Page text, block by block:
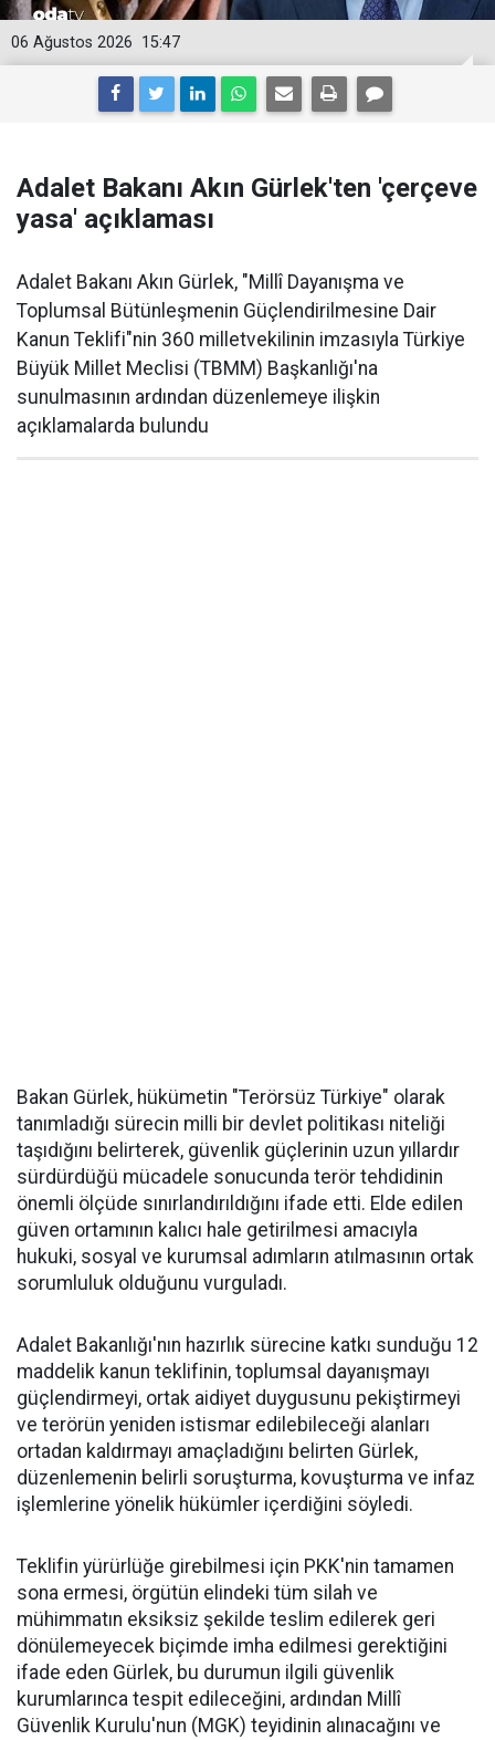
15:47
06 Ağustos 2026
Adalet Bakanı Akın Gürlek'ten 'çerçeve
yasa' açıklaması
Adalet Bakanı Akın Gürlek, "Millî Dayanışma ve
Toplumsal Bütünleşmenin Güçlendirilmesine Dair
Kanun Teklifi"nin 360 milletvekilinin imzasıyla Türkiye
Büyük Millet Meclisi (TBMM) Başkanlığı'na
sunulmasının ardından düzenlemeye ilişkin
açıklamalarda bulundu
Bakan Gürlek, hükümetin "Terörsüz Türkiye" olarak
tanımladığı sürecin milli bir devlet politikası niteliği
taşıdığını belirterek, güvenlik güçlerinin uzun yıllardır
sürdürdüğü mücadele sonucunda terör tehdidinin
önemli ölçüde sınırlandırıldığını ifade etti. Elde edilen
güven ortamının kalıcı hale getirilmesi amacıyla
hukuki, sosyal ve kurumsal adımların atılmasının ortak
sorumluluk olduğunu vurguladı.
Adalet Bakanlığı'nın hazırlık sürecine katkı sunduğu 12
maddelik kanun teklifinin, toplumsal dayanışmayı
güçlendirmeyi, ortak aidiyet duygusunu pekiştirmeyi
ve terörün yeniden istismar edilebileceği alanları
ortadan kaldırmayı amaçladığını belirten Gürlek,
düzenlemenin belirli soruşturma, kovuşturma ve infaz
işlemlerine yönelik hükümler içerdiğini söyledi.
Teklifin yürürlüğe girebilmesi için PKK'nin tamamen
sona ermesi, örgütün elindeki tüm silah ve
mühimmatın eksiksiz şekilde teslim edilerek geri
dönülemeyecek biçimde imha edilmesi gerektiğini
ifade eden Gürlek, bu durumun ilgili güvenlik
kurumlarınca tespit edileceğini, ardından Millî
Güvenlik Kurulu'nun (MGK) teyidinin alınacağını ve